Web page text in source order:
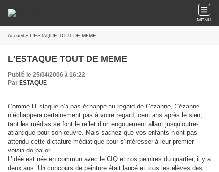
MENU
Accueil » L'ESTAQUE TOUT DE MEME
L'ESTAQUE TOUT DE MEME
Publié le 25/04/2006 à 16:22
Par ESTAQUE
Comme l’Estaque n’a pas échappé au regard de Cézanne, Cézanne
n’échappera certainement pas à votre regard, cent ans après le sien,
tant les médias se font le reflet d’un engouement allant jusqu’outre-
atlantique pour son œuvre. Mais sachez que vos enfants n’ont pas
attendu cette dictature médiatique pour s’intéresser à leur premier
voisin de palier.
L’idée est née en commun avec le CIQ et nos peintres du quartier, il y a
deux ans. Un concours de peinture était lancé et tous les élèves des